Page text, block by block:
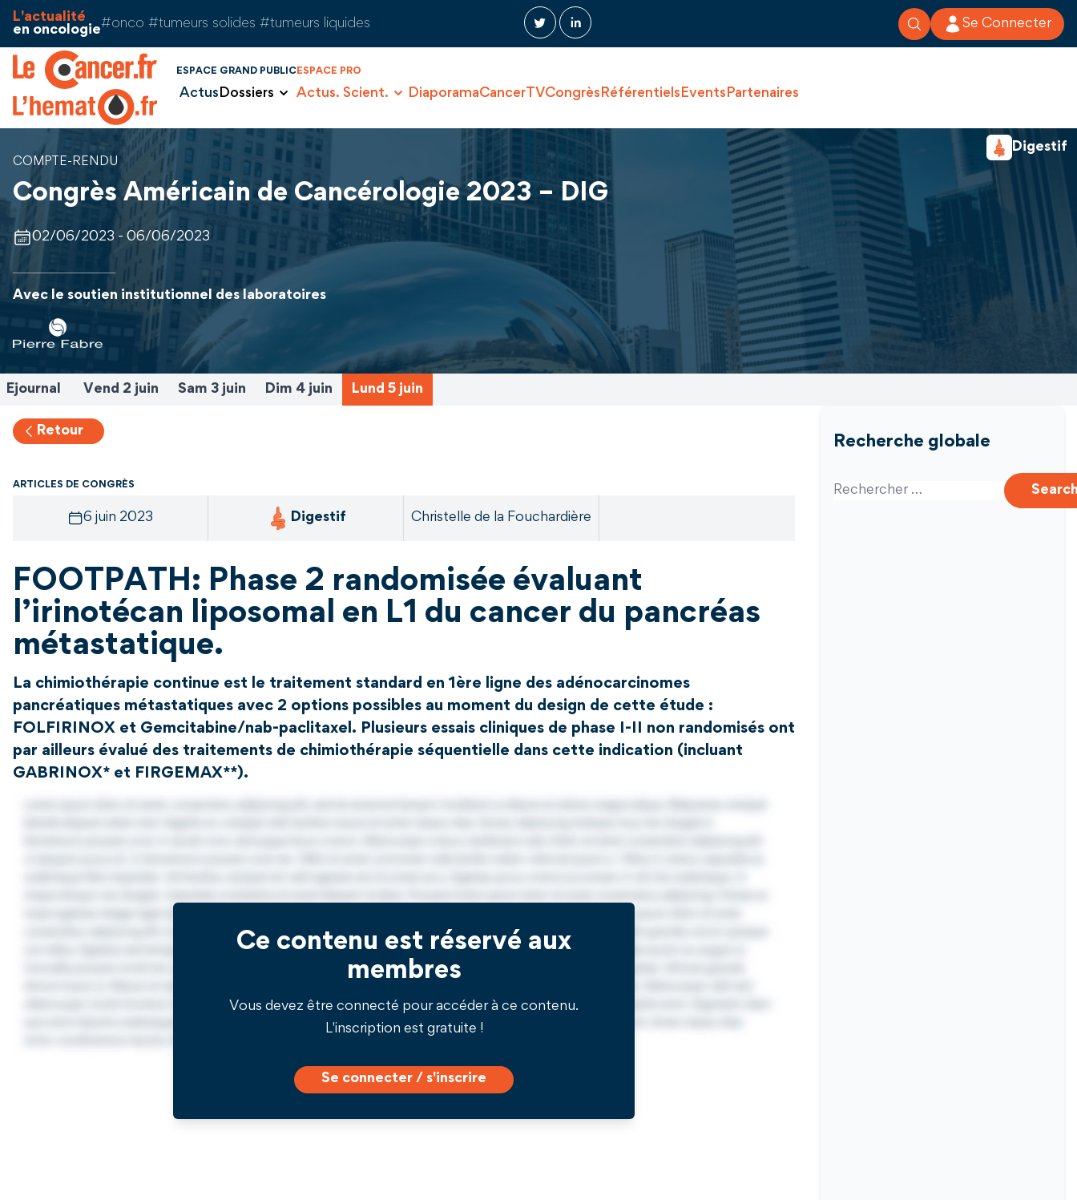
Aller au contenu
L'actualité
en oncologie#onco #tumeurs solides #tumeurs liquides Se Connecter
ESPACE GRAND PUBLIC
ActusDossiers
ESPACE PRO
Actus. Scient. DiaporamaCancerTVCongrèsRéférentielsEventsPartenaires
Digestif
COMPTE-RENDU
Congrès Américain de Cancérologie 2023 – DIG
02/06/2023 - 06/06/2023
Avec le soutien institutionnel des laboratoires
Ejournal Vend 2 juin Sam 3 juin Dim 4 juin Lund 5 juin
Retour
ARTICLES DE CONGRÈS
6 juin 2023 Digestif Christelle de la Fouchardière
FOOTPATH: Phase 2 randomisée évaluant
l’irinotécan liposomal en L1 du cancer du pancréas
métastatique.
La chimiothérapie continue est le traitement standard en 1ère ligne des adénocarcinomes
pancréatiques métastatiques avec 2 options possibles au moment du design de cette étude :
FOLFIRINOX et Gemcitabine/nab-paclitaxel. Plusieurs essais cliniques de phase I-II non randomisés ont
par ailleurs évalué des traitements de chimiothérapie séquentielle dans cette indication (incluant
GABRINOX* et FIRGEMAX**).
Ce contenu est réservé aux
membres
Vous devez être connecté pour accéder à ce contenu.
L'inscription est gratuite !
Se connecter / s'inscrire
Recherche globale
Search for:
Panneau de gestion des cookies